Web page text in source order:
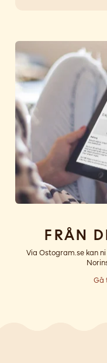
Från
Via Ostogram.se kan
Gå